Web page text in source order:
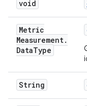
void
Metric
Measurement.
DataType
String